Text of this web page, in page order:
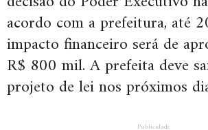
acordo com a prefeitura, até
impacto financeiro será de
R$ 800 mil. A prefeita deve
projeto de lei nos próximos
Publicidade